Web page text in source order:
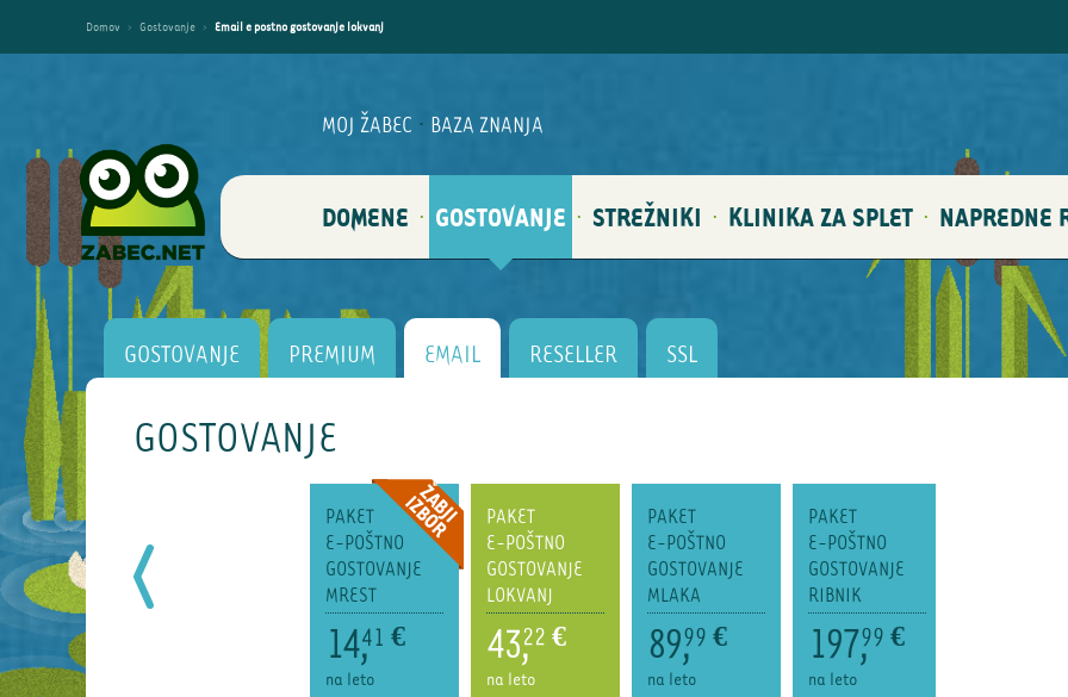
Domov › Gostovanje › Email e postno gostovanje lokvanj
MOJ ŽABEC · BAZA ZNANJA
DOMENE · GOSTOVANJE · STREŽNIKI · KLINIKA ZA SPLET · NAPREDNE
GOSTOVANJE PREMIUM EMAIL RESELLER SSL
GOSTOVANJE
PAKET
E-POŠTNO
GOSTOVANJE
MLAKA
89, €
na leto
PAKET
E-POŠTNO
GOSTOVANJE
MREST
14,41 €
na leto
PAKET
E-POŠTNO
GOSTOVANJE
LOKVANJ
43,22 €
na leto
PAKET
E-POŠTNO
GOSTOVANJE
MLAKA
89,99 €
na leto
PAKET
E-POŠTNO
GOSTOVANJE
RIBNIK
197,99 €
na leto